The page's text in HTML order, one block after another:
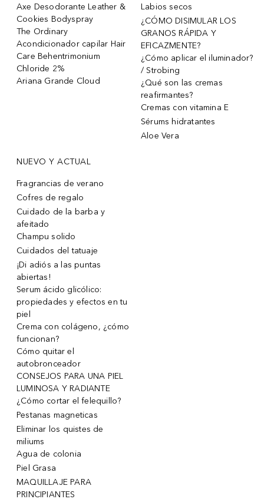
Axe Desodorante Leather &
Cookies Bodyspray
The Ordinary
Acondicionador capilar Hair
Care Behentrimonium
Chloride 2%
Ariana Grande Cloud
Labios secos
¿CÓMO DISIMULAR LOS
GRANOS RÁPIDA Y
EFICAZMENTE?
¿Cómo aplicar el iluminador?
/ Strobing
¿Qué son las cremas
reafirmantes?
Cremas con vitamina E
Sérums hidratantes
Aloe Vera
NUEVO Y ACTUAL
Fragrancias de verano
Cofres de regalo
Cuidado de la barba y
afeitado
Champu solido
Cuidados del tatuaje
¡Di adiós a las puntas
abiertas!
Serum ácido glicólico:
propiedades y efectos en tu
piel
Crema con colágeno, ¿cómo
funcionan?
Cómo quitar el
autobronceador
CONSEJOS PARA UNA PIEL
LUMINOSA Y RADIANTE
¿Cómo cortar el felequillo?
Pestanas magneticas
Eliminar los quistes de
miliums
Agua de colonia
Piel Grasa
MAQUILLAJE PARA
PRINCIPIANTES